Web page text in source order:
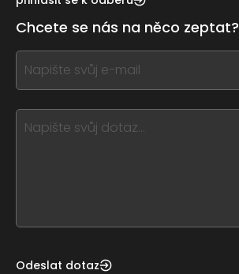
this
form
field
blank
Chcete se nás na něco zeptat?
If
you
this,
leave
Odeslat dotaz